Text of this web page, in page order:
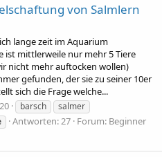
von Salmlern
lange zeit im Aquarium
ist mittlerweile nur mehr 5 Tiere
nicht mehr auftocken wollen)
gefunden, der sie zu seiner 10er
sich die Frage welche...
barsch
salmer
Antworten: 27 Forum: Beginner